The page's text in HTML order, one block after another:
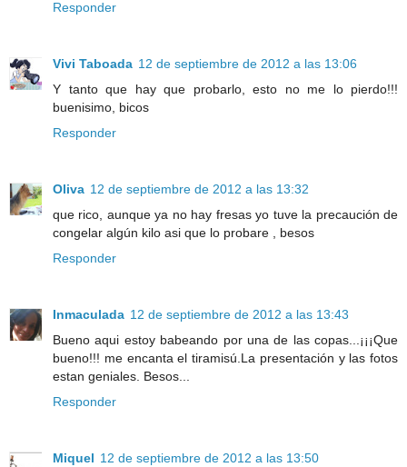
Responder
Vivi Taboada 12 de septiembre de 2012 a las 13:06
Y tanto que hay que probarlo, esto no me lo pierdo!!!
buenisimo, bicos
Responder
Oliva 12 de septiembre de 2012 a las 13:32
que rico, aunque ya no hay fresas yo tuve la precaución de
congelar algún kilo asi que lo probare , besos
Responder
Inmaculada 12 de septiembre de 2012 a las 13:43
Bueno aqui estoy babeando por una de las copas...¡¡¡Que
bueno!!! me encanta el tiramisú.La presentación y las fotos
estan geniales. Besos...
Responder
Miquel 12 de septiembre de 2012 a las 13:50